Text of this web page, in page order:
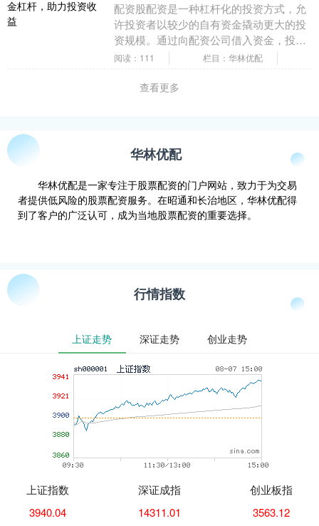
配资股配资是一种杠杆化的投资方式，允
许投资者以较少的自有资金撬动更大的投
资规模。通过向配资公司借入资金，投资
者可以扩大其投资组合，从而获得更高的
阅读：111 栏目：华林优配
查看更多
华林优配
华林优配是一家专注于股票配资的门户网站，致力于为交易
者提供低风险的股票配资服务。在昭通和长治地区，华林优配得
到了客户的广泛认可，成为当地股票配资的重要选择。
行情指数
上证走势 深证走势 创业走势
上证指数
3940.04
深证成指
14311.01
创业板指
3563.12